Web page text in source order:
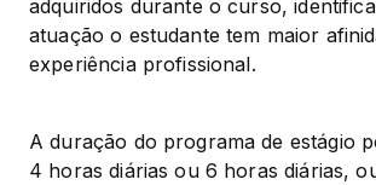
adquiridos durante o curso,
atuação o estudante tem maior
experiência profissional.
A duração do programa de estágio
4 horas diárias ou 6 horas diárias,